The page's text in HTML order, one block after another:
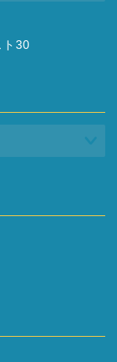
30